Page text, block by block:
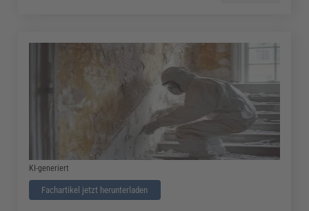
KI-generiert
Fachartikel jetzt herunterladen